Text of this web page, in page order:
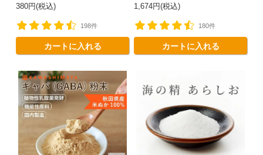
380円(税込)
198件
カートに入れる
1,674円(税込)
180件
カートに入れる